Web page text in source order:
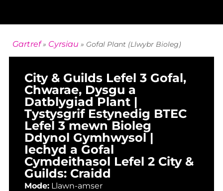
Gartref» Cyrsiau » Gofal Plant (Llwybr Bioleg)
City & Guilds Lefel 3 Gofal,
Chwarae, Dysgu a
Datblygiad Plant |
Tystysgrif Estynedig BTEC
Lefel 3 mewn Bioleg
Ddynol Gymhwysol |
Iechyd a Gofal
Cymdeithasol Lefel 2 City &
Guilds: Craidd
Mode: Llawn-amser